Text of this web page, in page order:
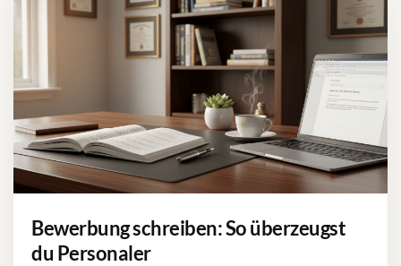
Bewerbung schreiben: So überzeugst
du Personaler